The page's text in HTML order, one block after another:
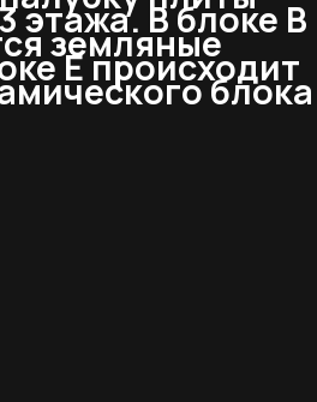
этажа. В блоке B
земляные
Е происходит
блока